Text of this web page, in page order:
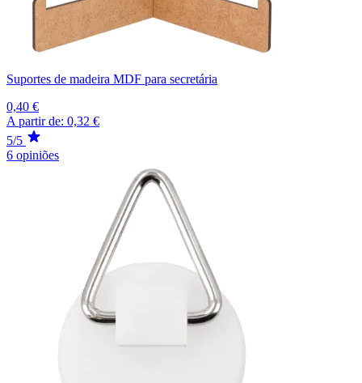
Suportes de madeira MDF para secretária
0,40 €
A partir de: 0,32 €
5/5
6 opiniões